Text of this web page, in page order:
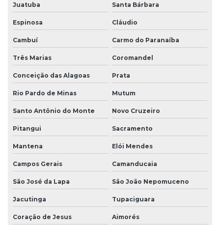
Juatuba Santa Bárbara
Espinosa Cláudio
Cambuí Carmo do Paranaíba
Três Marias Coromandel
Conceição das Alagoas Prata
Rio Pardo de Minas Mutum
Santo Antônio do Monte Novo Cruzeiro
Pitangui Sacramento
Mantena Elói Mendes
Campos Gerais Camanducaia
São José da Lapa São João Nepomuceno
Jacutinga Tupaciguara
Coração de Jesus Aimorés